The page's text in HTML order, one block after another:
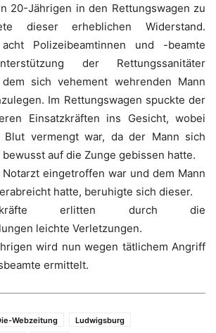
20-Jährigen in den Rettungswagen zu
dieser erheblichen Widerstand.
Polizeibeamtinnen und -beamte
der Rettungssanitäter
sich vehement wehrenden Mann
Im Rettungswagen spuckte der
Einsatzkräften ins Gesicht, wobei
vermengt war, da der Mann sich
auf die Zunge gebissen hatte.
eingetroffen war und dem Mann
hatte, beruhigte sich dieser.
erlitten durch die
leichte Verletzungen.
wird nun wegen tätlichem Angriff
ermittelt.
Webzeitung
Ludwigsburg